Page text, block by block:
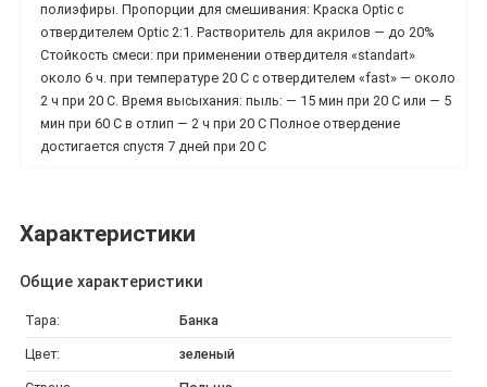
полиэфиры. Пропорции для смешивания: Краска Optic с
отвердителем Optic 2:1. Растворитель для акрилов — до 20%
Стойкость смеси: при применении отвердителя «standart»
около 6 ч. при температуре 20 С с отвердителем «fast» — около
2 ч при 20 С. Время высыхания: пыль: — 15 мин при 20 С или — 5
мин при 60 С в отлип — 2 ч при 20 С Полное отвердение
достигается спустя 7 дней при 20 С
Характеристики
Общие характеристики
Тара: Банка
Цвет: зеленый